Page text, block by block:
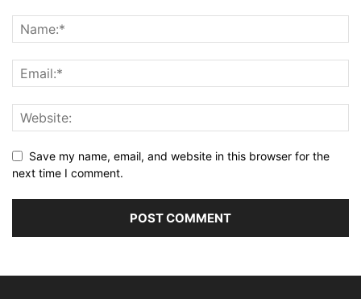
Save my name, email, and website in this browser for the
next time I comment.